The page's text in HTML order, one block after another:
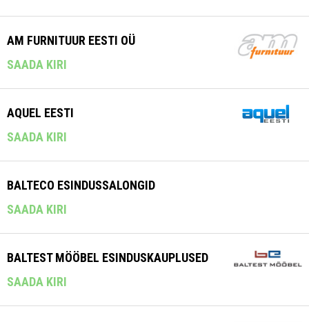
AM FURNITUUR EESTI OÜ
SAADA KIRI
AQUEL EESTI
SAADA KIRI
BALTECO ESINDUSSALONGID
SAADA KIRI
BALTEST MÖÖBEL ESINDUSKAUPLUSED
SAADA KIRI